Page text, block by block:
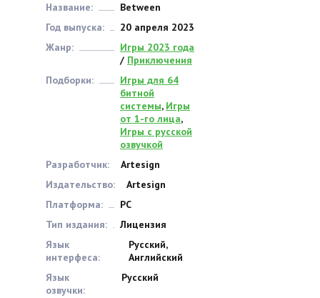
Название:
Between
Год выпуска:
20 апреля 2023
Жанр:
Игры 2023 года
/ Приключения
Подборки:
Игры для 64
битной
системы, Игры
от 1-го лица,
Игры с русской
озвучкой
Разработчик:
Artesign
Издательство:
Artesign
Платформа:
PC
Тип издания:
Лицензия
Язык
интерфеса:
Русский,
Английский
Язык
озвучки:
Русский